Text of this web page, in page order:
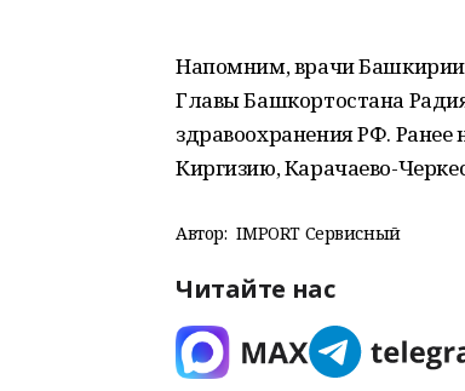
Напомним, врачи
Главы Башкортостана
здравоохранения РФ.
Киргизию, Карачаево-
Автор: IMPORT Сервисный
Читайте нас